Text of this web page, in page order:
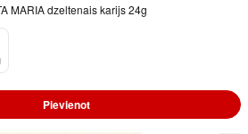
MARIA dzeltenais karijs 24g
Pievienot